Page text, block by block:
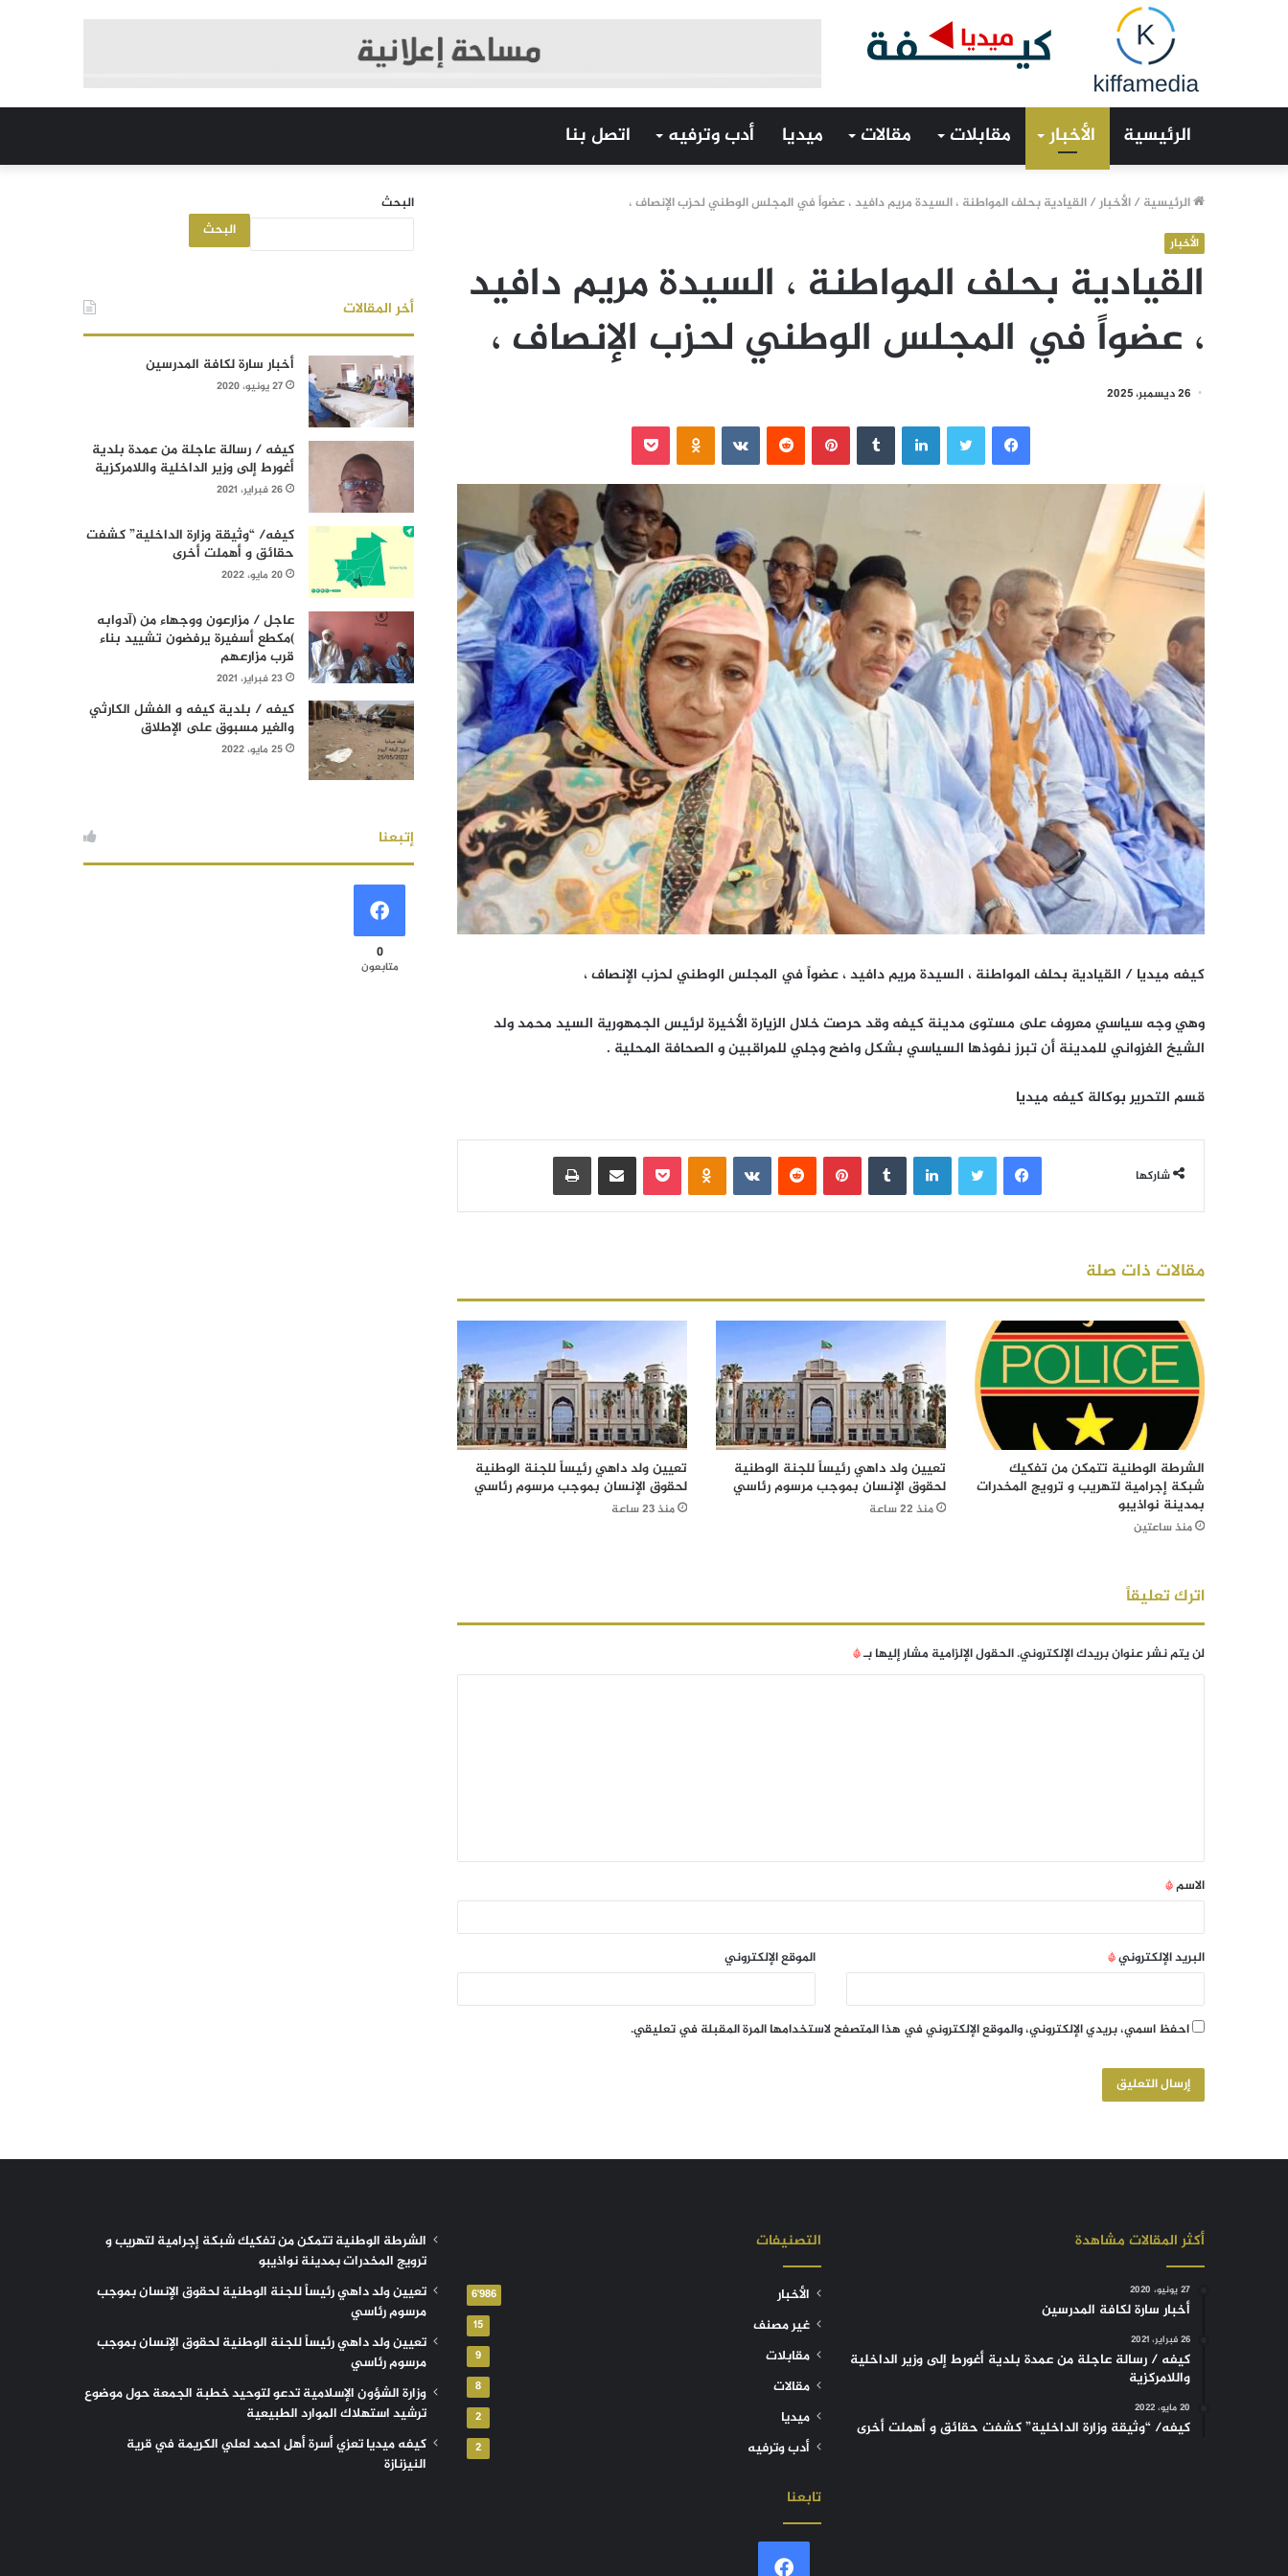
الرئيسية الأخبار مقابلات مقالات ميديا أدب وترفيه اتصل بنا
الرئيسية /الأخبار/القيادية بحلف المواطنة ، السيدة مريم دافيد ، عضواً في المجلس الوطني لحزب الإنصاف ،
الأخبار
القيادية بحلف المواطنة ، السيدة مريم دافيد
، عضواً في المجلس الوطني لحزب الإنصاف ،
26 ديسمبر، 2025
فيسبوك لينكدإن بينتيريست
كيفه ميديا / القيادية بحلف المواطنة ، السيدة مريم دافيد ، عضواً في المجلس الوطني لحزب الإنصاف ،
وهي وجه سياسي معروف على مستوى مدينة كيفه وقد حرصت خلال الزيارة الأخيرة لرئيس الجمهورية السيد محمد ولد
الشيخ الغزواني للمدينة أن تبرز نفوذها السياسي بشكل واضح وجلي للمراقبين و الصحافة المحلية .
قسم التحرير بوكالة كيفه ميديا
شاركها
فيسبوك لينكدإن بينتيريست بوكيت مشاركة عبر البريد
مقالات ذات صلة
الشرطة الوطنية تتمكن من تفكيك
شبكة إجرامية لتهريب و ترويج المخدرات
بمدينة نواذيبو
منذ ساعتين
تعيين ولد داهي رئيساً للجنة الوطنية
لحقوق الإنسان بموجب مرسوم رئاسي
منذ 22 ساعة
تعيين ولد داهي رئيساً للجنة الوطنية
لحقوق الإنسان بموجب مرسوم رئاسي
منذ 23 ساعة
اترك تعليقاً
لن يتم نشر عنوان بريدك الإلكتروني.الحقول الإلزامية مشار إليها بـ*
الاسم*
البريد الإلكتروني* الموقع الإلكتروني
احفظ اسمي، بريدي الإلكتروني، والموقع الإلكتروني في هذا المتصفح لاستخدامها المرة المقبلة في تعليقي.
البحث
البحث
أخر المقالات
أخبار سارة لكافة المدرسين
27 يونيو، 2020
كيفه / رسالة عاجلة من عمدة بلدية
أغورط إلى وزير الداخلية واللامركزية
26 فبراير، 2021
كيفه/ “وثيقة وزارة الداخلية” كشفت
حقائق و أهملت أخرى
20 مايو، 2022
عاجل / مزارعون ووجهاء من (آدوابه
)مكطع أسفيرة يرفضون تشييد بناء
قرب مزارعهم
23 فبراير، 2021
كيفه / بلدية كيفه و الفشل الكارثي
والغير مسبوق على الإطلاق
25 مايو، 2022
إتبعنا
0
متابعون
أكثر المقالات مشاهدة
27 يونيو، 2020
أخبار سارة لكافة المدرسين
26 فبراير، 2021
كيفه / رسالة عاجلة من عمدة بلدية أغورط إلى وزير الداخلية
واللامركزية
20 مايو، 2022
كيفه/ “وثيقة وزارة الداخلية” كشفت حقائق و أهملت أخرى
التصنيفات
الأخبار 6٬986
غير مصنف 15
مقابلات 9
مقالات 8
ميديا 2
أدب وترفيه 2
تابعنا
الشرطة الوطنية تتمكن من تفكيك شبكة إجرامية لتهريب و
ترويج المخدرات بمدينة نواذيبو
تعيين ولد داهي رئيساً للجنة الوطنية لحقوق الإنسان بموجب
مرسوم رئاسي
تعيين ولد داهي رئيساً للجنة الوطنية لحقوق الإنسان بموجب
مرسوم رئاسي
وزارة الشؤون الإسلامية تدعو لتوحيد خطبة الجمعة حول موضوع
ترشيد استهلاك الموارد الطبيعية
كيفه ميديا تعزي أسرة أهل احمد لعلي الكريمة في قرية
النيزنازة